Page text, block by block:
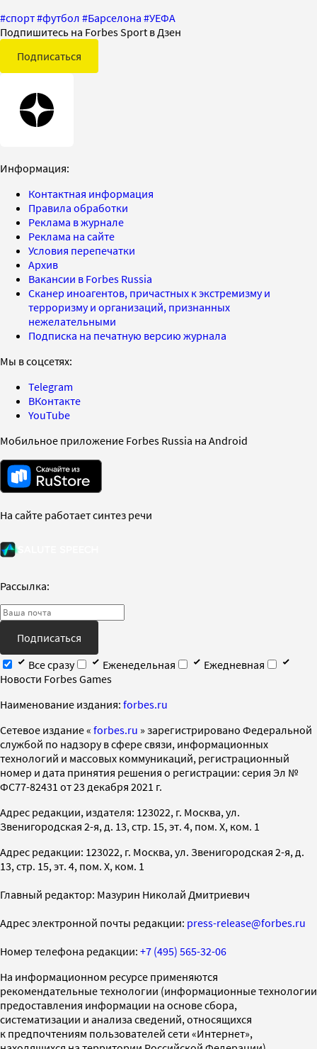
#спорт#футбол #Барселона #УЕФА
Подпишитесь на Forbes Sport в Дзен
Подписаться
Информация:
Контактная информация
Правила обработки
Реклама в журнале
Реклама на сайте
Условия перепечатки
Архив
Вакансии в Forbes Russia
Сканер иноагентов, причастных к экстремизму и
терроризму и организаций, признанных
нежелательными
Подписка на печатную версию журнала
Мы в соцсетях:
Telegram
ВКонтакте
YouTube
Мобильное приложение Forbes Russia на Android
На сайте работает синтез речи
Рассылка:
Подписаться
Все сразу
Еженедельная
Ежедневная
Новости Forbes Games
Наименование издания: forbes.ru
Cетевое издание « forbes.ru » зарегистрировано Федеральной
службой по надзору в сфере связи, информационных
технологий и массовых коммуникаций, регистрационный
номер и дата принятия решения о регистрации: серия Эл №
ФС77-82431 от 23 декабря 2021 г.
Адрес редакции, издателя: 123022, г. Москва, ул.
Звенигородская 2-я, д. 13, стр. 15, эт. 4, пом. X, ком. 1
Адрес редакции: 123022, г. Москва, ул. Звенигородская 2-я, д.
13, стр. 15, эт. 4, пом. X, ком. 1
Главный редактор: Мазурин Николай Дмитриевич
Адрес электронной почты редакции: press-release@forbes.ru
Номер телефона редакции: +7 (495) 565-32-06
На информационном ресурсе применяются
рекомендательные технологии (информационные технологии
предоставления информации на основе сбора,
систематизации и анализа сведений, относящихся
к предпочтениям пользователей сети «Интернет»,